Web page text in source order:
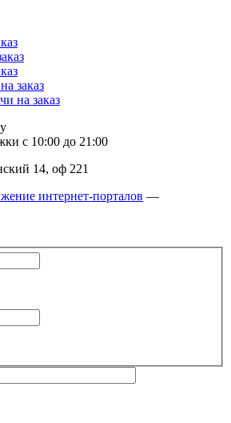
заказ
на заказ
с 10:00 до 21:00
14, оф 221
интернет-порталов —